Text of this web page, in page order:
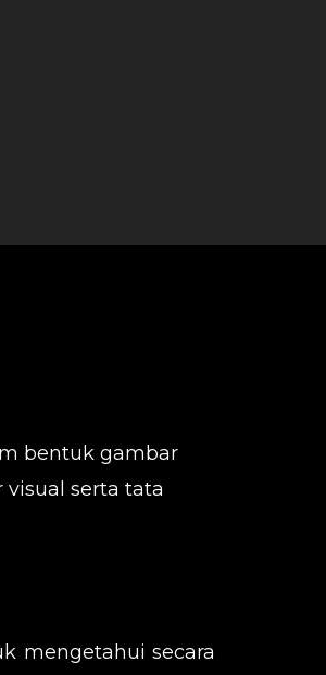
bentuk gambar
visual serta tata
mengetahui secara